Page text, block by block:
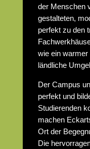
der Menschen
gestalteten,
perfekt zu den
wie ein warmer
ländliche
Der Campus
perfekt und
Studierenden
machen
Ort der
Die